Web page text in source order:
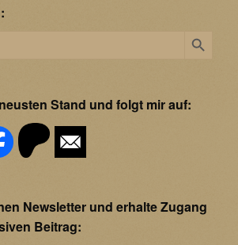
Stand und folgt mir auf:
Newsletter und erhalte Zugang
Beitrag: